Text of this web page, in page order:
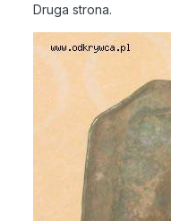
Druga strona.